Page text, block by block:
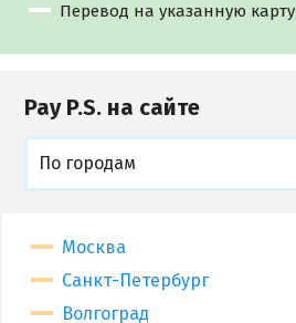
Перевод на указанную карту
Pay P.S. на сайте
По городам
Москва
Санкт-Петербург
Волгоград